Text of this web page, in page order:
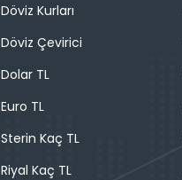
Döviz Kurları
Döviz Çevirici
Dolar TL
Euro TL
Sterin Kaç TL
Riyal Kaç TL